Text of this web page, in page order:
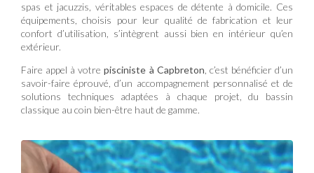
spas et jacuzzis, véritables espaces de détente à domicile. Ces
équipements, choisis pour leur qualité de fabrication et leur
confort d’utilisation, s’intègrent aussi bien en intérieur qu’en
extérieur.
Faire appel à votrepisciniste à Capbreton , c’est bénéficier d’un
savoir-faire éprouvé, d’un accompagnement personnalisé et de
solutions techniques adaptées à chaque projet, du bassin
classique au coin bien-être haut de gamme.